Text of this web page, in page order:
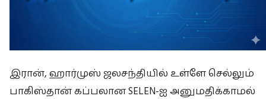
இரான், ஹார்முஸ் ஜலசந்தியில் உள்ளே செல்லும்
பாகிஸ்தான் கப்பலான SELEN-ஐ அனுமதிக்காமல்